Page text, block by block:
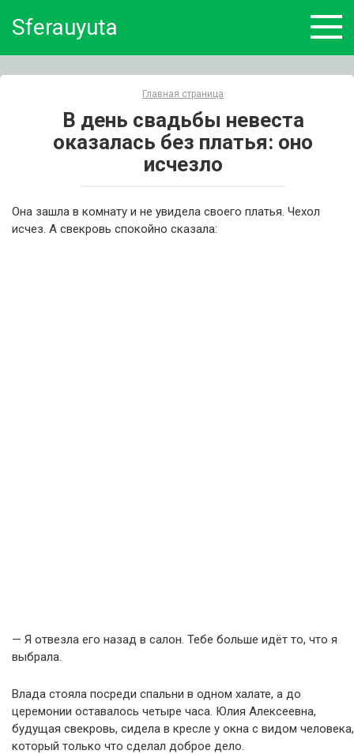
Sferauyuta
Главная страница
В день свадьбы невеста
оказалась без платья: оно
исчезло
Она зашла в комнату и не увидела своего платья. Чехол
исчез. А свекровь спокойно сказала:
— Я отвезла его назад в салон. Тебе больше идёт то, что я
выбрала.
Влада стояла посреди спальни в одном халате, а до
церемонии оставалось четыре часа. Юлия Алексеевна,
будущая свекровь, сидела в кресле у окна с видом человека,
который только что сделал доброе дело.